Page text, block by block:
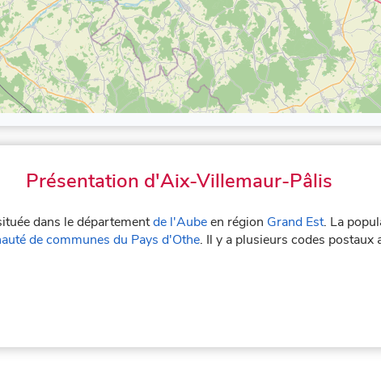
Présentation d'Aix-Villemaur-Pâlis
dans le départementde l'Aubeen région Grand Est. La
de communes du Pays d'Othe. Il y a plusieurs codes